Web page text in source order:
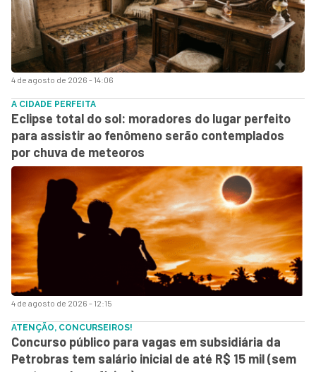
4 de agosto de 2026 - 14:06
4 de agosto de 2026 - 12:15
A CIDADE PERFEITA
Eclipse total do sol: moradores do lugar perfeito
para assistir ao fenômeno serão contemplados
por chuva de meteoros
ATENÇÃO, CONCURSEIROS!
Concurso público para vagas em subsidiária da
Petrobras tem salário inicial de até R$ 15 mil (sem